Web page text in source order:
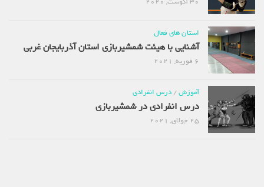
استان های فعال
آشنایی با هیئت شمشیربازی استان آذربایجان غربی
آموزش/درس انفرادی
درس انفرادی در شمشیربازی